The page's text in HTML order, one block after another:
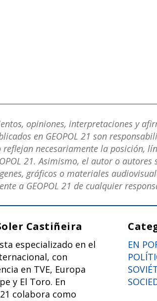
opiniones, interpretaciones y
en GEOPOL 21 son
reflejan necesariamente la posición,
21. Asimismo, el autor o autores
gráficos o materiales
a GEOPOL 21 de cualquier
Castiñeira
especializado en el
con
en TVE, Europa
y El Toro. En
colabora como
EN